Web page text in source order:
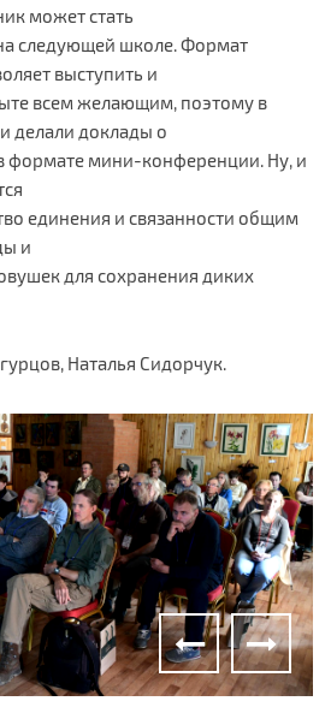
может стать
следующей школе. Формат
выступить и
всем желающим, поэтому в
делали доклады о
формате мини-конференции. Ну, и
единения и связанности общим
и
для сохранения диких
Наталья Сидорчук.